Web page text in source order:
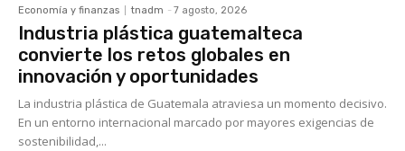
Economía y finanzas tnadm - 7 agosto, 2026
Industria plástica guatemalteca
convierte los retos globales en
innovación y oportunidades
La industria plástica de Guatemala atraviesa un momento decisivo.
En un entorno internacional marcado por mayores exigencias de
sostenibilidad,...